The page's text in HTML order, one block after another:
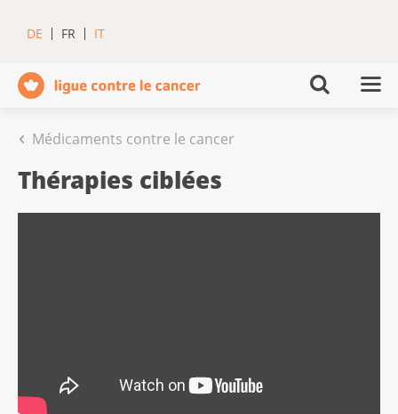
DE FR IT
Médicaments contre le cancer
Thérapies ciblées